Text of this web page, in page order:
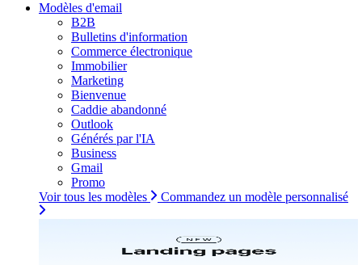
Modèles d'email
B2B
Bulletins d'information
Commerce électronique
Immobilier
Marketing
Bienvenue
Caddie abandonné
Outlook
Générés par l'IA
Business
Gmail
Promo
Voir tous les modèles
Commandez un modèle personnalisé